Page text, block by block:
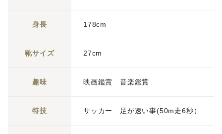
身長 178cm
靴サイズ 27cm
趣味 映画鑑賞 音楽鑑賞
特技 サッカー 足が速い事(50m走6秒）